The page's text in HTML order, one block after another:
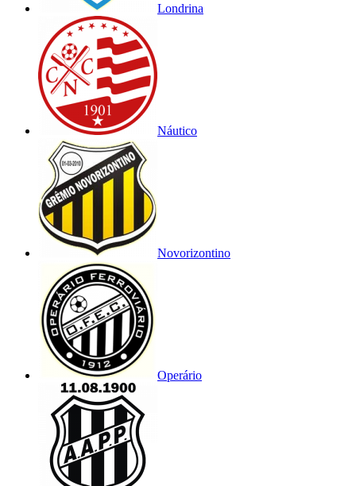
Londrina
Náutico
Novorizontino
Operário